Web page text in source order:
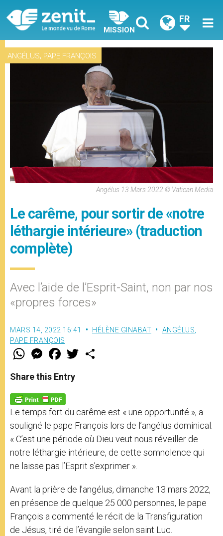
MISSION
FR
ANGÉLUS, PAPE FRANÇOIS
Angélus 13 Mars 2022 © Vatican Media
Le carême, pour sortir de «notre
léthargie intérieure» (traduction
complète)
Avec l’aide de l’Esprit-Saint, non par nos
«propres forces»
MARS 14, 2022 16:41 HÉLÈNE GINABAT ANGÉLUS
PAPE FRANÇOIS
W
t
s
p
p
M
e
s
e
g
e
r
F
a
e
b
o
k
w
Share this Entry
Le temps fort du carême est « une opportunité », a
souligné le pape François lors de l’angélus dominical.
« C’est une période où Dieu veut nous réveiller de
notre léthargie intérieure, de cette somnolence qui
ne laisse pas l’Esprit s’exprimer ».
Avant la prière de l’angélus, dimanche 13 mars 2022,
en présence de quelque 25 000 personnes, le pape
François a commenté le récit de la Transfiguration
de Jésus, tiré de l’évangile selon saint Luc.